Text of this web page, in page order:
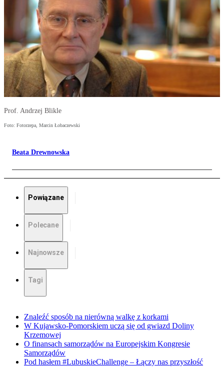
Prof. Andrzej Blikle
Foto: Fotorzepa, Marcin Łobaczewski
Beata Drewnowska
Powiązane
Polecane
Najnowsze
Tagi
Znaleźć sposób na nierówną walkę z korkami
W Kujawsko-Pomorskiem uczą się od gwiazd Doliny
Krzemowej
O finansach samorządów na Europejskim Kongresie
Samorządów
Pod hasłem #LubuskieChallenge – Łączy nas przyszłość